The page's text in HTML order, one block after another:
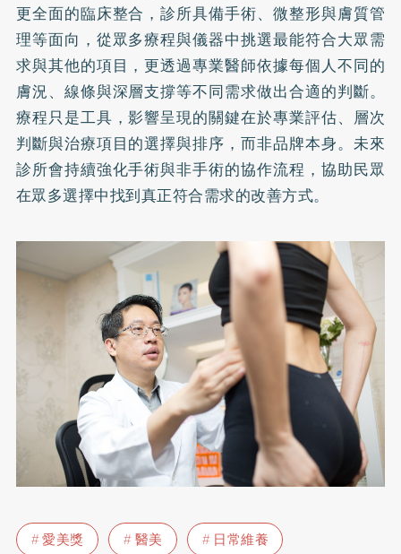
更全面的臨床整合，診所具備手術、微整形與膚質管
理等面向，從眾多療程與儀器中挑選最能符合大眾需
求與其他的項目，更透過專業醫師依據每個人不同的
膚況、線條與深層支撐等不同需求做出合適的判斷。
療程只是工具，影響呈現的關鍵在於專業評估、層次
判斷與治療項目的選擇與排序，而非品牌本身。未來
診所會持續強化手術與非手術的協作流程，協助民眾
在眾多選擇中找到真正符合需求的改善方式。
愛美獎 醫美 日常維養